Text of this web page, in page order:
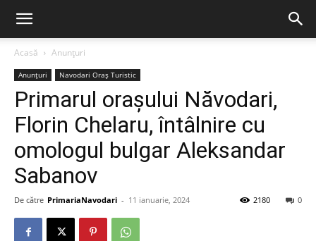
Acasă Anunțuri
Anunțuri Navodari Oraș Turistic
Primarul orașului Năvodari,
Florin Chelaru, întâlnire cu
omologul bulgar Aleksandar
Sabanov
De către PrimariaNavodari - 11 ianuarie, 2024 0
2180